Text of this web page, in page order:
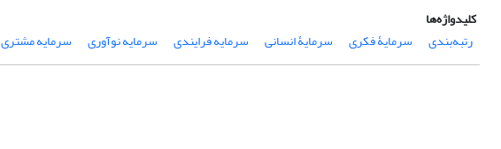
کلیدواژه‌ها
رتبه‌بندی
سرمایۀ فکری سرمایۀ انسانی سرمایه فرایندی سرمایه نوآوری سرمایه مشتری